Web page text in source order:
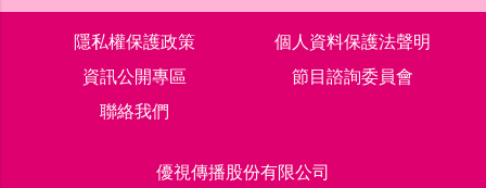
隱私權保護政策
個人資料保護法聲明
資訊公開專區
節目諮詢委員會
聯絡我們
優視傳播股份有限公司